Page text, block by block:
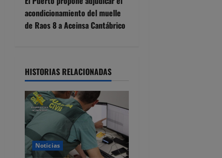
g
a
i
ó
n
d
acondicionamiento del muelle
de Raos 8 a Aceinsa Cantábrico
HISTORIAS RELACIONADAS
Noticias